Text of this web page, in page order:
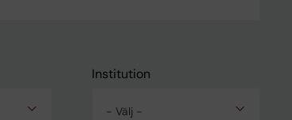
Institution
- Välj -